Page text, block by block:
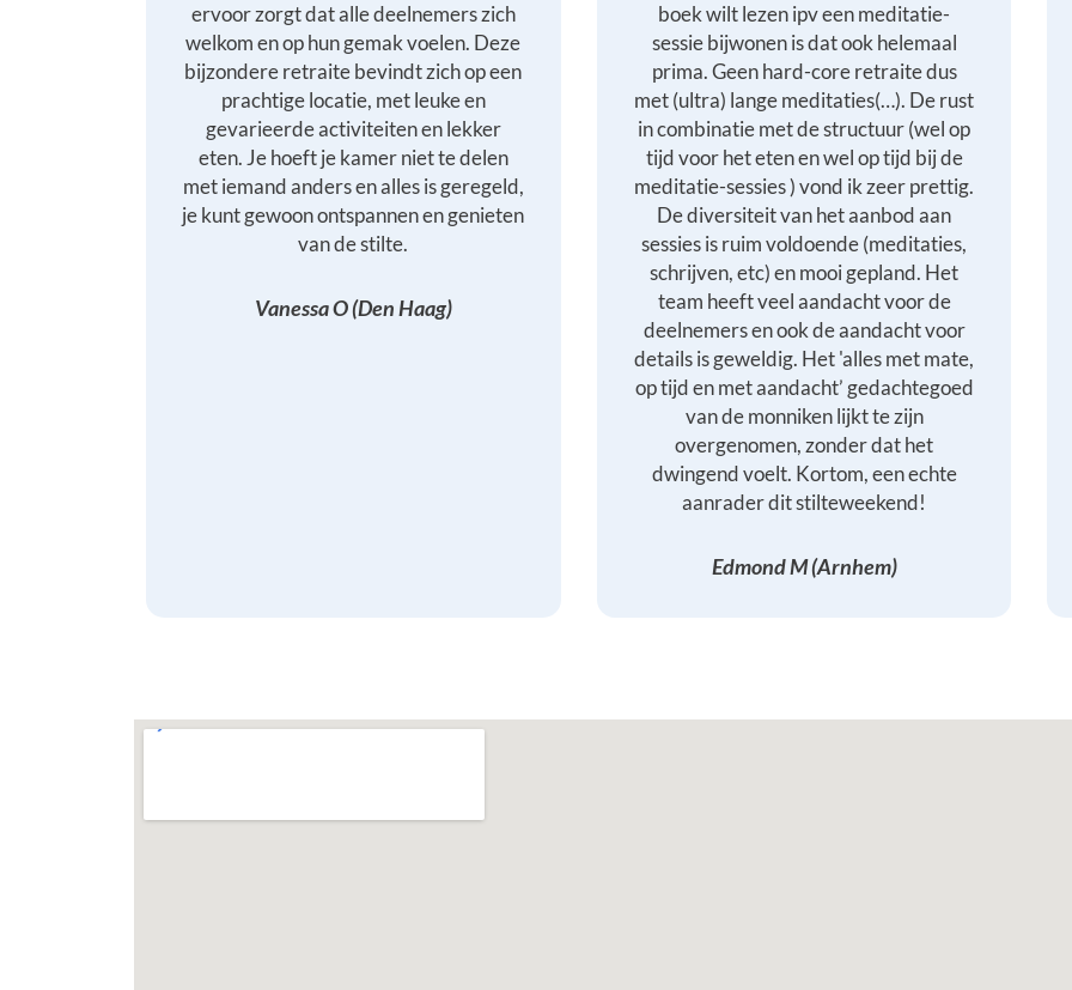
ervoor zorgt dat alle deelnemers zich
welkom en op hun gemak voelen. Deze
bijzondere retraite bevindt zich op een
prachtige locatie, met leuke en
gevarieerde activiteiten en lekker
eten. Je hoeft je kamer niet te delen
met iemand anders en alles is geregeld,
je kunt gewoon ontspannen en genieten
van de stilte.
Vanessa O (Den Haag)
boek wilt lezen ipv een meditatie-
sessie bijwonen is dat ook helemaal
prima. Geen hard-core retraite dus
met (ultra) lange meditaties(…). De rust
in combinatie met de structuur (wel op
tijd voor het eten en wel op tijd bij de
meditatie-sessies ) vond ik zeer prettig.
De diversiteit van het aanbod aan
sessies is ruim voldoende (meditaties,
schrijven, etc) en mooi gepland. Het
team heeft veel aandacht voor de
deelnemers en ook de aandacht voor
details is geweldig. Het 'alles met mate,
op tijd en met aandacht’ gedachtegoed
van de monniken lijkt te zijn
overgenomen, zonder dat het
dwingend voelt. Kortom, een echte
aanrader dit stilteweekend!
Edmond M (Arnhem)